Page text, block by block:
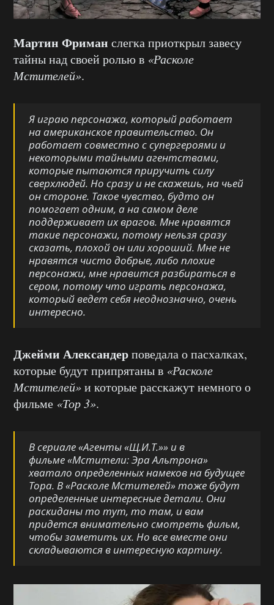
Мартин Фриман слегка приоткрыл завесу
тайны над своей ролью в «Расколе
Мстителей».
Я играю персонажа, который работает
на американское правительство. Он
работает совместно с супергероями и
некоторыми тайными агентствами,
которые пытаются приручить силу
сверхлюдей. Но сразу и не скажешь, на чьей
он стороне. Такое чувство, будто он
помогает одним, а на самом деле
поддерживает их врагов. Мне нравятся
такие персонажи, потому нельзя сразу
сказать, плохой он или хороший. Мне не
нравятся чисто добрые, либо плохие
персонажи, мне нравится разбираться в
сером, потому что играть персонажа,
который ведет себя неоднозначно, очень
интересно.
Джейми Александерповедала о пасхалках,
которые будут припрятаны в «Расколе
Мстителей»и которые расскажут немного о
фильме «Тор 3».
В сериале«Агенты «Щ.И.Т.»» и в
фильме«Мстители: Эра Альтрона»
хватало определенных намеков на будущее
Тора. В«Расколе Мстителей» тоже будут
определенные интересные детали. Они
раскиданы то тут, то там, и вам
придется внимательно смотреть фильм,
чтобы заметить их. Но все вместе они
складываются в интересную картину.